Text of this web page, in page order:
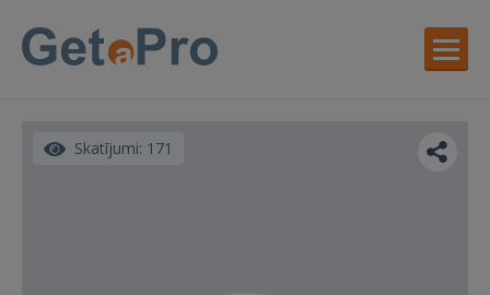
Skatījumi: 171